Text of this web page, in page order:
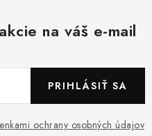
na váš e-mail
ochrany osobných údajov
PRIHLÁSIŤ SA